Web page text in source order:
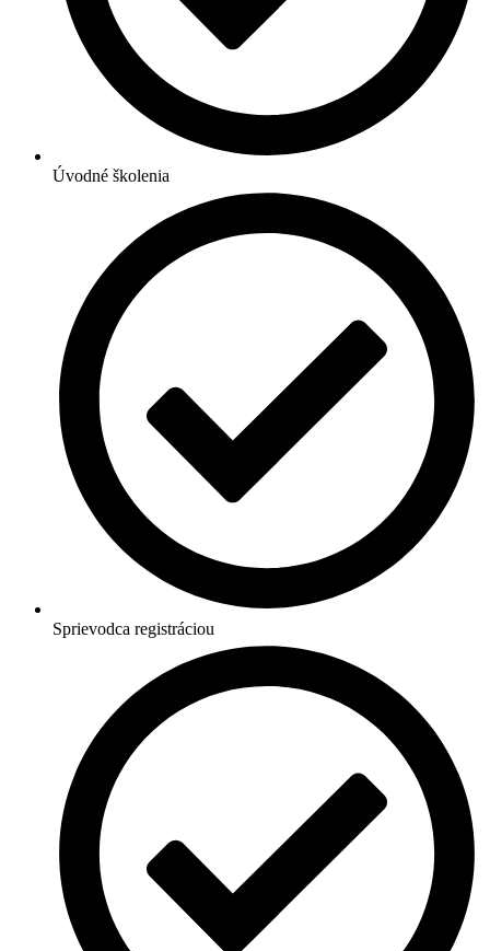
Úvodné školenia
Sprievodca registráciou